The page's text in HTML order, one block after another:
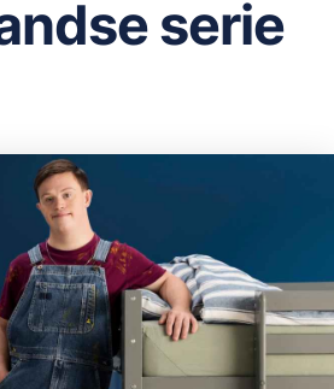
OPSLAAN
serie